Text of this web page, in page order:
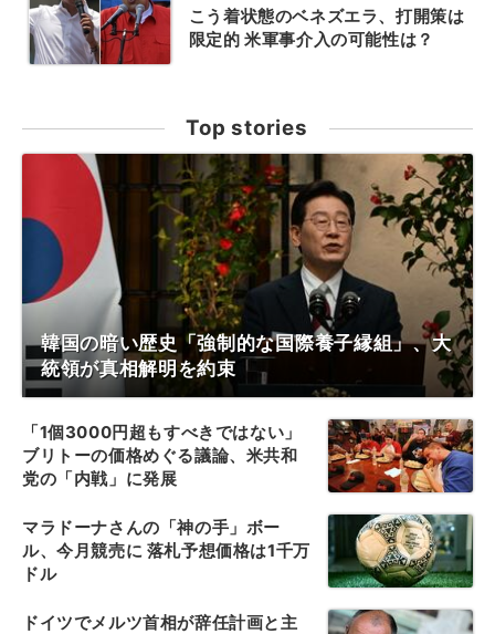
こう着状態のベネズエラ、打開策は
限定的 米軍事介入の可能性は？
Top stories
韓国の暗い歴史「強制的な国際養子縁組」、大
統領が真相解明を約束
「1個3000円超もすべきではない」
ブリトーの価格めぐる議論、米共和
党の「内戦」に発展
マラドーナさんの「神の手」ボー
ル、今月競売に 落札予想価格は1千万
ドル
ドイツでメルツ首相が辞任計画と主